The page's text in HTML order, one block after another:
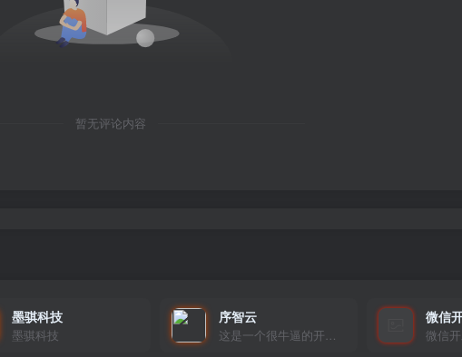
暂无评论内容
墨骐科技
墨骐科技
序智云
这是一个很牛逼的开发者，要开发找他准行！
微信
微信